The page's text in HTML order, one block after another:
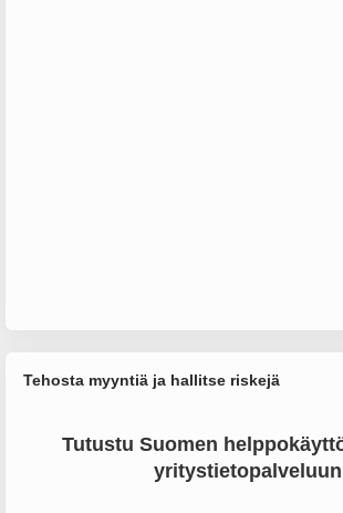
Tehosta myyntiä ja hallitse riskejä
Tutustu Suomen
yritystietopalveluun